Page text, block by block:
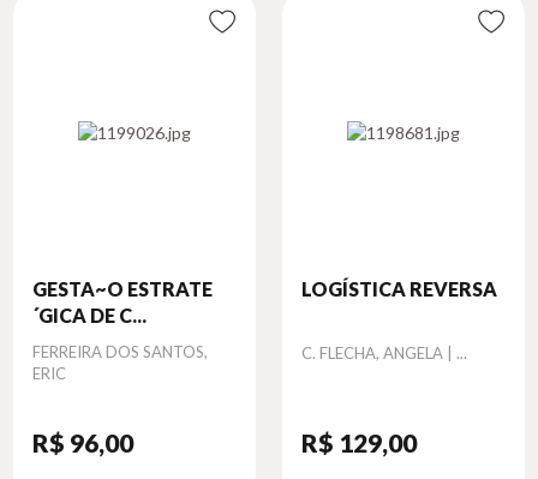
GESTA~O ESTRATE
´GICA DE C...
Autor
FERREIRA DOS SANTOS,
ERIC
R$ 96,00
LOGÍSTICA REVERSA
Autor
C. FLECHA, ANGELA | ...
R$ 129,00